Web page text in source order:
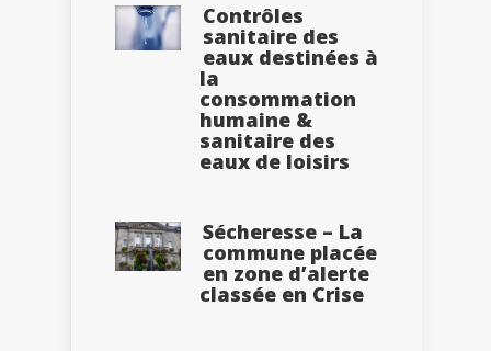
Contrôles
sanitaire des
eaux destinées à
la
consommation
humaine &
sanitaire des
eaux de loisirs
Sécheresse – La
commune placée
en zone d’alerte
classée en Crise